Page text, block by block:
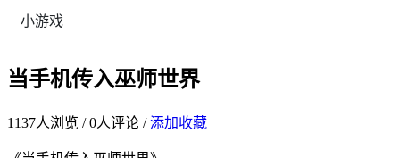
小游戏
当手机传入巫师世界
1137人浏览 /0人评论 /添加收藏